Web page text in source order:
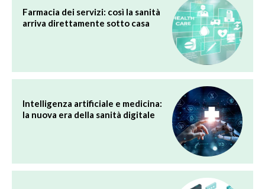
Farmacia dei servizi: così la sanità
arriva direttamente sotto casa
Intelligenza artificiale e medicina:
la nuova era della sanità digitale